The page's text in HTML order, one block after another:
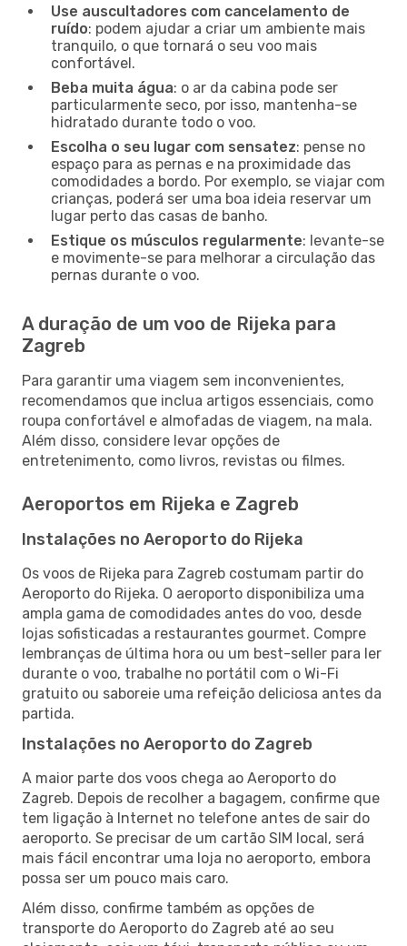
Use auscultadores com cancelamento de
ruído: podem ajudar a criar um ambiente mais
tranquilo, o que tornará o seu voo mais
confortável.
Beba muita água: o ar da cabina pode ser
particularmente seco, por isso, mantenha-se
hidratado durante todo o voo.
Escolha o seu lugar com sensatez: pense no
espaço para as pernas e na proximidade das
comodidades a bordo. Por exemplo, se viajar com
crianças, poderá ser uma boa ideia reservar um
lugar perto das casas de banho.
Estique os músculos regularmente: levante-se
e movimente-se para melhorar a circulação das
pernas durante o voo.
A duração de um voo de Rijeka para
Zagreb
Para garantir uma viagem sem inconvenientes,
recomendamos que inclua artigos essenciais, como
roupa confortável e almofadas de viagem, na mala.
Além disso, considere levar opções de
entretenimento, como livros, revistas ou filmes.
Aeroportos em Rijeka e Zagreb
Instalações no Aeroporto do Rijeka
Os voos de Rijeka para Zagreb costumam partir do
Aeroporto do Rijeka. O aeroporto disponibiliza uma
ampla gama de comodidades antes do voo, desde
lojas sofisticadas a restaurantes gourmet. Compre
lembranças de última hora ou um best-seller para ler
durante o voo, trabalhe no portátil com o Wi-Fi
gratuito ou saboreie uma refeição deliciosa antes da
partida.
Instalações no Aeroporto do Zagreb
A maior parte dos voos chega ao Aeroporto do
Zagreb. Depois de recolher a bagagem, confirme que
tem ligação à Internet no telefone antes de sair do
aeroporto. Se precisar de um cartão SIM local, será
mais fácil encontrar uma loja no aeroporto, embora
possa ser um pouco mais caro.
Além disso, confirme também as opções de
transporte do Aeroporto do Zagreb até ao seu